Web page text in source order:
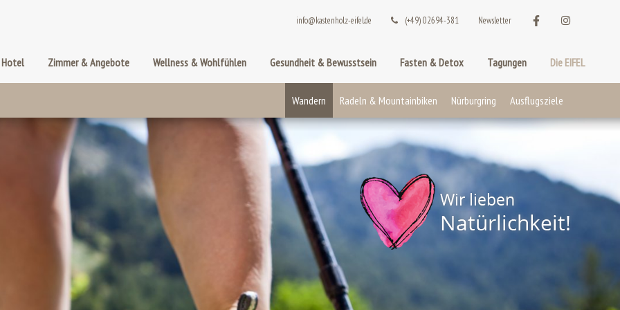
info@kastenholz-eifel.de (+49) 02694-381 Newsletter
Hotel Zimmer & Angebote Wellness & Wohlfühlen Gesundheit & Bewusstsein Fasten & Detox Tagungen Die EIFEL
Wandern Radeln & Mountainbiken Nürburgring Ausflugsziele